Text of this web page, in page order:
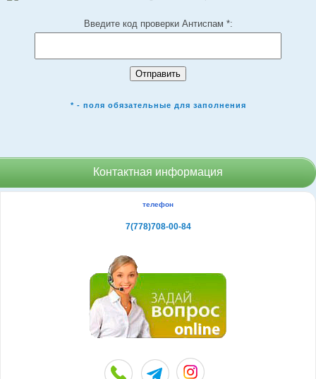
Введите код проверки Антиспам *:
* - поля обязательные для заполнения
Контактная информация
телефон
7(778)708-00-84